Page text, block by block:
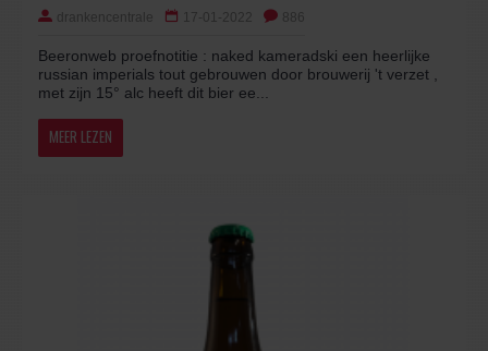
drankencentrale 17-01-2022 886
Beeronweb proefnotitie : naked kameradski een heerlijke
russian imperials tout gebrouwen door brouwerij 't verzet ,
met zijn 15° alc heeft dit bier ee...
MEER LEZEN